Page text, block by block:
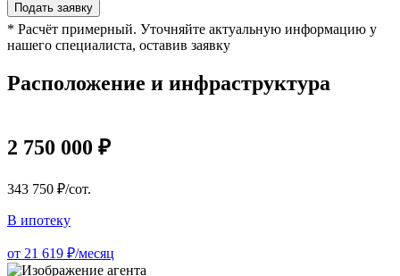
Подать заявку
* Расчёт примерный. Уточняйте актуальную информацию у
нашего специалиста, оставив заявку
Расположение и инфраструктура
2 750 000 ₽
343 750 ₽/сот.
В ипотеку
от 21 619 ₽/месяц